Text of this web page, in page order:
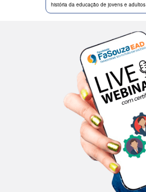
história da educação de jovens e adultos